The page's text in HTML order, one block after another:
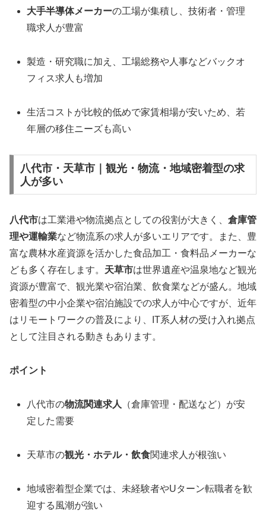
大手半導体メーカーの工場が集積し、技術者・管理
職求人が豊富
製造・研究職に加え、工場総務や人事などバックオ
フィス求人も増加
生活コストが比較的低めで家賃相場が安いため、若
年層の移住ニーズも高い
八代市・天草市｜観光・物流・地域密着型の求
人が多い
八代市は工業港や物流拠点としての役割が大きく、 倉庫管
理や運輸業など物流系の求人が多いエリアです。また、豊
富な農林水産資源を活かした食品加工・食料品メーカーな
ども多く存在します。 天草市は世界遺産や温泉地など観光
資源が豊富で、観光業や宿泊業、飲食業などが盛ん。地域
密着型の中小企業や宿泊施設での求人が中心ですが、近年
はリモートワークの普及により、IT系人材の受け入れ拠点
として注目される動きもあります。
ポイント
八代市の物流関連求人
（倉庫管理・配送など）が安
定した需要
天草市の観光・ホテル・飲食関連求人が根強い
地域密着型企業では、未経験者やUターン転職者を歓
迎する風潮が強い